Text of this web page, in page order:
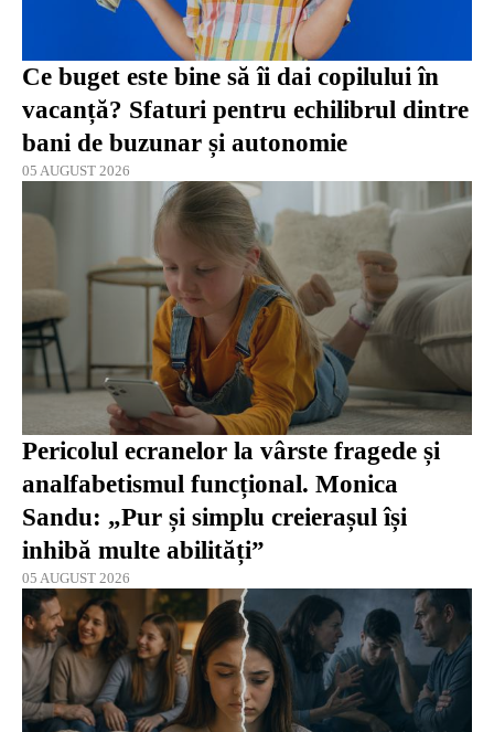
Ce buget este bine să îi dai copilului în
vacanță? Sfaturi pentru echilibrul dintre
bani de buzunar și autonomie
05 AUGUST 2026
Pericolul ecranelor la vârste fragede și
analfabetismul funcțional. Monica
Sandu: „Pur și simplu creierașul își
inhibă multe abilități”
05 AUGUST 2026